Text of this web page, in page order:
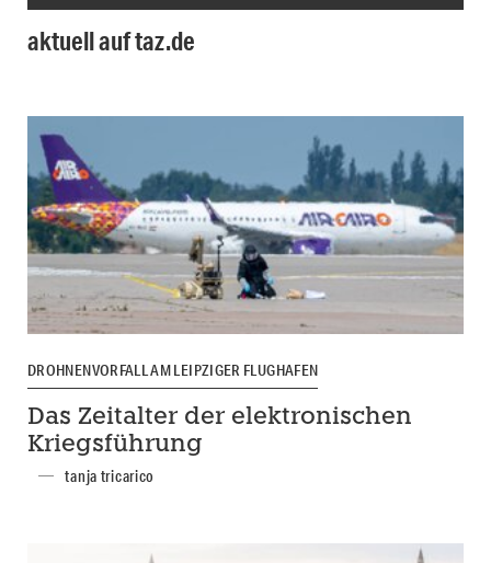
aktuell auf taz.de
DROHNENVORFALL AM LEIPZIGER FLUGHAFEN
Das Zeitalter der elektronischen
Kriegsführung
tanja tricarico